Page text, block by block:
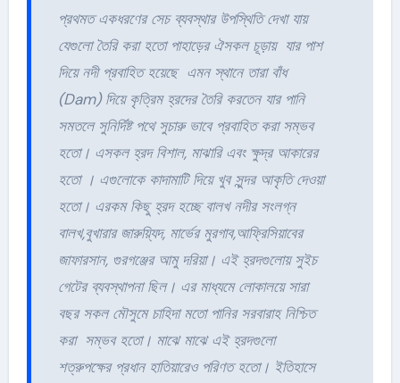
প্রথমত একধরণের সেচ ব্যবস্থার উপস্থিতি দেখা যায়
যেগুলো তৈরি করা হতো পাহাড়ের ঐসকল চূড়ায় যার পাশ
দিয়ে নদী প্রবাহিত হয়েছে এমন স্থানে তারা বাঁধ
(Dam) দিয়ে কৃত্রিম হ্রদের তৈরি করতেন যার পানি
সমতলে সুনির্দিষ্ট পথে সুচারু ভাবে প্রবাহিত করা সম্ভব
হতো। এসকল হ্রদ বিশাল, মাঝারি এবং ক্ষুদ্র আকারের
হতো । এগুলোকে কাদামাটি দিয়ে খুব সুন্দর আকৃতি দেওয়া
হতো। এরকম কিছু হ্রদ হচ্ছে বালখ নদীর সংলগ্ন
বালখ,বুখারার জারুয়্যিদ, মার্ভের মুরগাব,আফ্রিসিয়াবের
জাফারসান, গুরগঞ্জের আমু দরিয়া। এই হ্রদগুলোয় সুইচ
গেটের ব্যবস্থাপনা ছিল। এর মাধ্যমে লোকালয়ে সারা
বছর সকল মৌসুমে চাহিদা মতো পানির সরবারাহ নিশ্চিত
করা সম্ভব হতো। মাঝে মাঝে এই হ্রদগুলো
শত্রুপক্ষের প্রধান হাতিয়ারেও পরিণত হতো। ইতিহাসে